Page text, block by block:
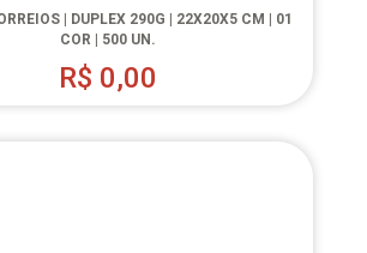
| DUPLEX 290G | 22X20X5 CM | 01
COR | 500 UN.
R$ 0,00